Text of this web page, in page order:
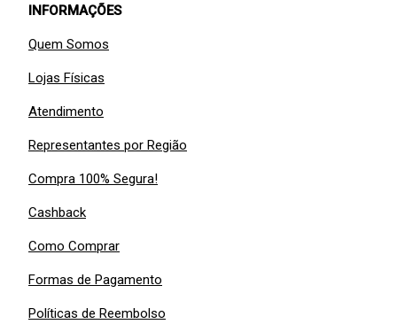
INFORMAÇÕES
Quem Somos
Lojas Físicas
Atendimento
Representantes por Região
Compra 100% Segura!
Cashback
Como Comprar
Formas de Pagamento
Políticas de Reembolso